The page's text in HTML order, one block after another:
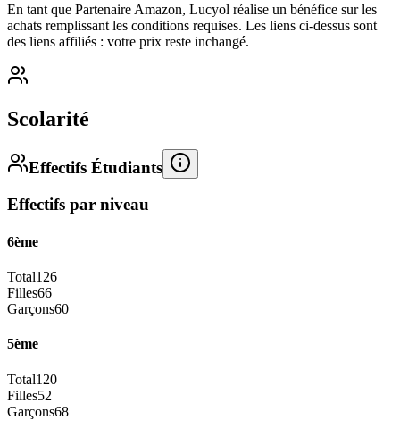
En tant que Partenaire Amazon, Lucyol réalise un bénéfice sur les
achats remplissant les conditions requises. Les liens ci-dessus sont
des liens affiliés : votre prix reste inchangé.
Scolarité
Effectifs Étudiants
Effectifs par niveau
6ème
Total126
Filles66
Garçons60
5ème
Total120
Filles52
Garçons68